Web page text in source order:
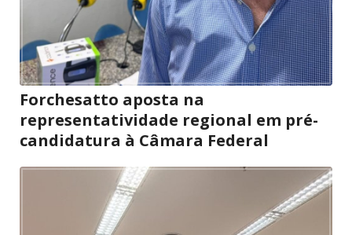
Forchesatto aposta na
representatividade regional em pré-
candidatura à Câmara Federal